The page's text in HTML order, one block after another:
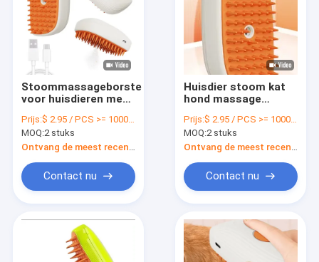
Stoommassageborstel
voor huisdieren met
ontwerp voor
comfortabel
hanteren
Prijs:$ 2.95 / PCS >= 1000 PCS
MOQ:2 stuks
Contact nu
Huisdier stoom kat
hond massage
voor alle soorten
vacht en lengtes
Prijs:$ 2.95 / PCS >= 1000 PCS
MOQ:2 stuks
Contact nu